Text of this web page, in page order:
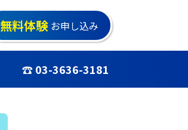
無料体験 お申し込み
☎ 03-3636-3181